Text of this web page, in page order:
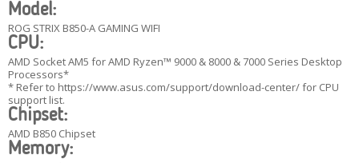
Model:
ROG STRIX B850-A GAMING WIFI
CPU:
AMD Socket AM5 for AMD Ryzen™ 9000 & 8000 & 7000 Series Desktop
Processors*
* Refer to https://www.asus.com/support/download-center/ for CPU
support list.
Chipset:
AMD B850 Chipset
Memory: